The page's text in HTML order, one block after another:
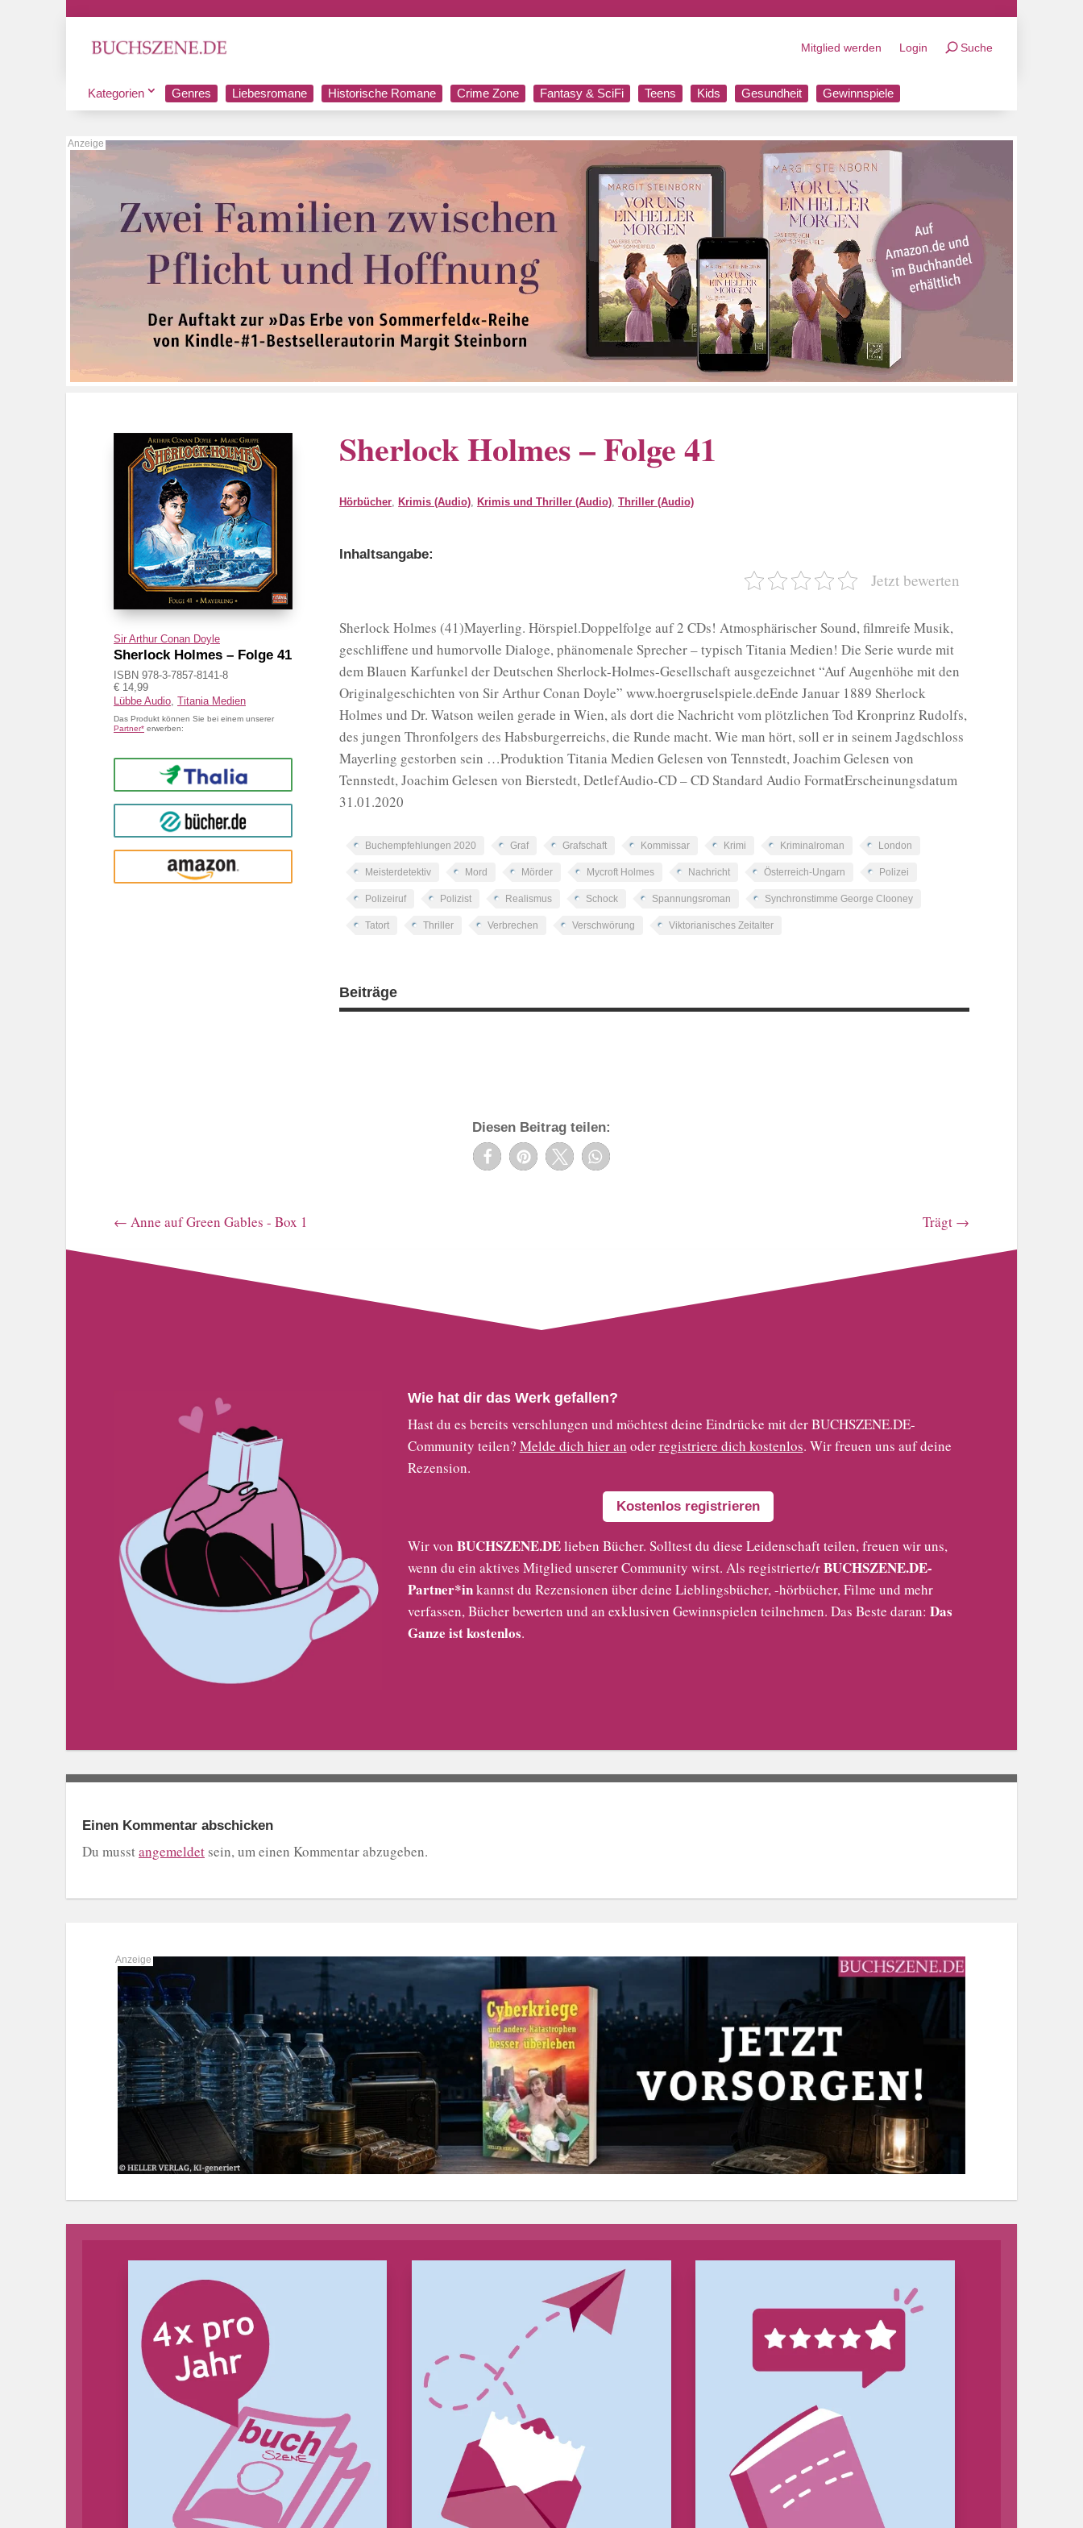
Mitglied werden Login Suche
Kategorien Genres Liebesromane Historische Romane Crime Zone Fantasy & SciFi Teens Kids Gesundheit Gewinnspiele
Sir Arthur Conan Doyle
Sherlock Holmes – Folge 41
ISBN 978-3-7857-8141-8
€ 14,99
Lübbe Audio, Titania Medien
Das Produkt können Sie bei einem unserer
Partner* erwerben:
Thalia
buecher.de
Amazon
Sherlock Holmes – Folge 41
Hörbücher, Krimis (Audio), Krimis und Thriller (Audio),Thriller (Audio)
Inhaltsangabe:
Jetzt bewerten
Sherlock Holmes (41)Mayerling. Hörspiel.Doppelfolge auf 2 CDs! Atmosphärischer Sound, filmreife Musik,
geschliffene und humorvolle Dialoge, phänomenale Sprecher – typisch Titania Medien! Die Serie wurde mit
dem Blauen Karfunkel der Deutschen Sherlock-Holmes-Gesellschaft ausgezeichnet “Auf Augenhöhe mit den
Originalgeschichten von Sir Arthur Conan Doyle” www.hoergruselspiele.deEnde Januar 1889 Sherlock
Holmes und Dr. Watson weilen gerade in Wien, als dort die Nachricht vom plötzlichen Tod Kronprinz Rudolfs,
des jungen Thronfolgers des Habsburgerreichs, die Runde macht. Wie man hört, soll er in seinem Jagdschloss
Mayerling gestorben sein …Produktion Titania Medien Gelesen von Tennstedt, Joachim Gelesen von
Tennstedt, Joachim Gelesen von Bierstedt, DetlefAudio-CD – CD Standard Audio FormatErscheinungsdatum
31.01.2020
Buchempfehlungen 2020 Graf Grafschaft Kommissar Krimi Kriminalroman London
Meisterdetektiv Mord Mörder Mycroft Holmes Nachricht Österreich-Ungarn Polizei
Polizeiruf Polizist Realismus Schock Spannungsroman Synchronstimme George Clooney
Tatort Thriller Verbrechen Verschwörung Viktorianisches Zeitalter
Beiträge
Diesen Beitrag teilen:
← Anne auf Green Gables - Box 1 Trägt →
Wie hat dir das Werk gefallen?
Hast du es bereits verschlungen und möchtest deine Eindrücke mit der BUCHSZENE.DE-
Community teilen? Melde dich hier an oderregistriere dich kostenlos. Wir freuen uns auf deine
Rezension.
Kostenlos registrieren
Wir von BUCHSZENE.DElieben Bücher. Solltest du diese Leidenschaft teilen, freuen wir uns,
wenn du ein aktives Mitglied unserer Community wirst. Als registrierte/rBUCHSZENE.DE-
Partner*inkannst du Rezensionen über deine Lieblingsbücher, -hörbücher, Filme und mehr
verfassen, Bücher bewerten und an exklusiven Gewinnspielen teilnehmen. Das Beste daran: Das
Ganze ist kostenlos.
Einen Kommentar abschicken
Du musstangemeldet sein, um einen Kommentar abzugeben.